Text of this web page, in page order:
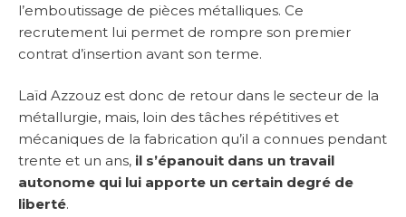
l’emboutissage de pièces métalliques. Ce
recrutement lui permet de rompre son premier
contrat d’insertion avant son terme.
Laïd Azzouz est donc de retour dans le secteur de la
métallurgie, mais, loin des tâches répétitives et
mécaniques de la fabrication qu’il a connues pendant
trente et un ans, il s’épanouit dans un travail
autonome qui lui apporte un certain degré de
liberté.